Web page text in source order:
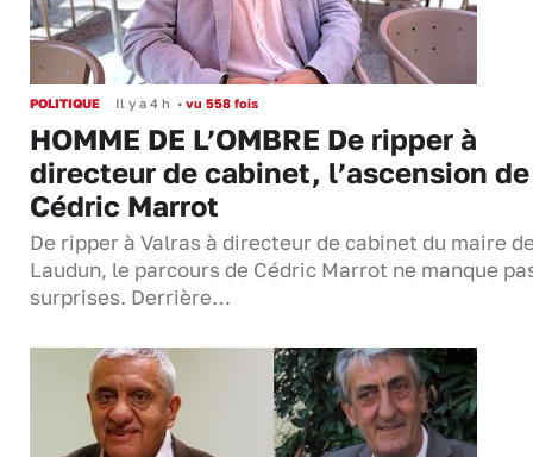
POLITIQUE Il y a 4 h • vu 558 fois
HOMME DE L’OMBRE De ripper à
directeur de cabinet, l’ascension de
Cédric Marrot
De ripper à Valras à directeur de cabinet du maire
Laudun, le parcours de Cédric Marrot ne manque
surprises. Derrière…